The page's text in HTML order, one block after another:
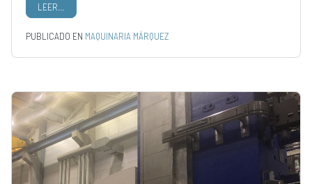
LEER…
PUBLICADO EN MAQUINARIA MÁRQUEZ